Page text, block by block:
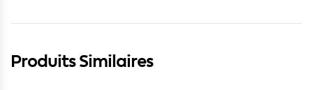
Produits Similaires